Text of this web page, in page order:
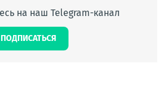
на наш Telegram-канал
ПОДПИСАТЬСЯ